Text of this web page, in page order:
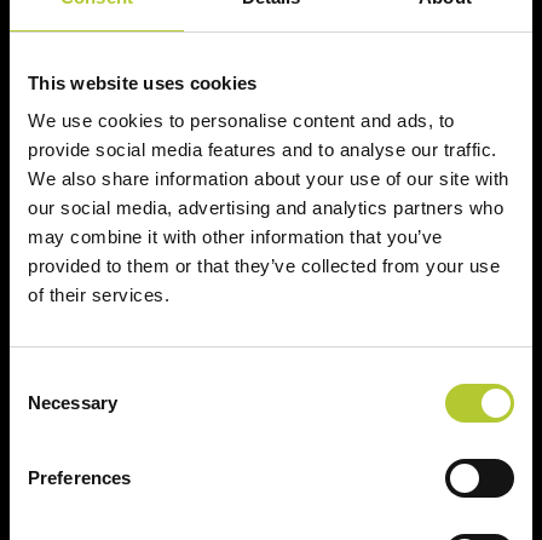
This website uses cookies
We use cookies to personalise content and ads, to
provide social media features and to analyse our traffic.
We also share information about your use of our site with
our social media, advertising and analytics partners who
may combine it with other information that you’ve
provided to them or that they’ve collected from your use
of their services.
Selection
Necessary
Preferences
Un'esperienza
+ di 170 Maestri
Serramentisti Domal